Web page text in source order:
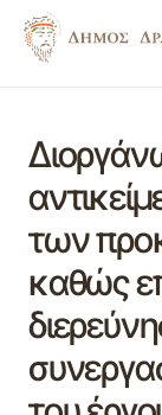
των
καθώς